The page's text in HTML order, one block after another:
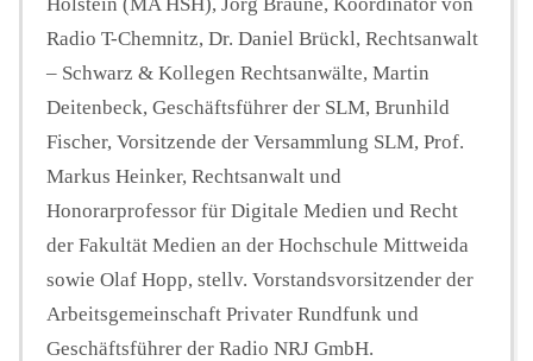
Radio T-Chemnitz, Dr. Daniel Brückl, Rechtsanwalt
– Schwarz & Kollegen Rechtsanwälte, Martin
Deitenbeck, Geschäftsführer der SLM, Brunhild
Fischer, Vorsitzende der Versammlung SLM, Prof.
Markus Heinker, Rechtsanwalt und
Honorarprofessor für Digitale Medien und Recht
der Fakultät Medien an der Hochschule Mittweida
sowie Olaf Hopp, stellv. Vorstandsvorsitzender der
Arbeitsgemeinschaft Privater Rundfunk und
Geschäftsführer der Radio NRJ GmbH.